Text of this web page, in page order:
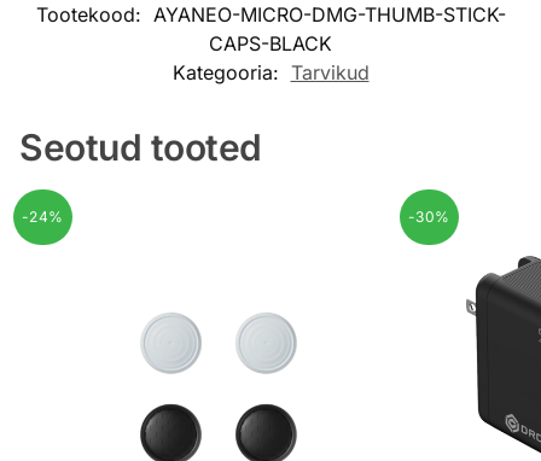
Tootekood: AYANEO-MICRO-DMG-THUMB-STICK-
CAPS-BLACK
Kategooria: Tarvikud
Seotud tooted
-24% -30%